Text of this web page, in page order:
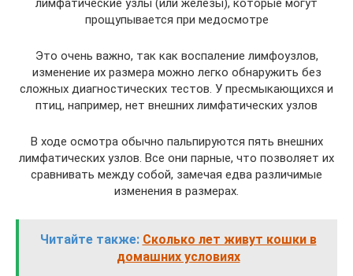
лимфатические узлы (или железы), которые могут
прощупывается при медосмотре
Это очень важно, так как воспаление лимфоузлов,
изменение их размера можно легко обнаружить без
сложных диагностических тестов. У пресмыкающихся и
птиц, например, нет внешних лимфатических узлов
В ходе осмотра обычно пальпируются пять внешних
лимфатических узлов. Все они парные, что позволяет их
сравнивать между собой, замечая едва различимые
изменения в размерах.
Читайте также: Сколько лет живут кошки в
домашних условиях